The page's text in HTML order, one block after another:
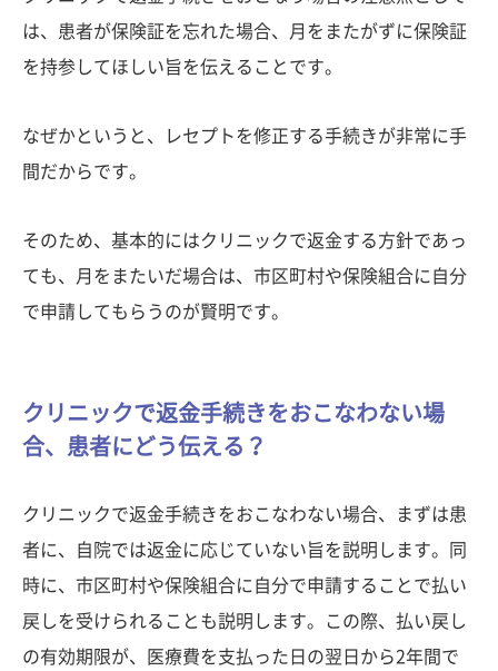
は、患者が保険証を忘れた場合、月をまたがずに保険証
を持参してほしい旨を伝えることです。
なぜかというと、レセプトを修正する手続きが非常に手
間だからです。
そのため、基本的にはクリニックで返金する方針であっ
ても、月をまたいだ場合は、市区町村や保険組合に自分
で申請してもらうのが賢明です。
クリニックで返金手続きをおこなわない場
合、患者にどう伝える？
クリニックで返金手続きをおこなわない場合、まずは患
者に、自院では返金に応じていない旨を説明します。同
時に、市区町村や保険組合に自分で申請することで払い
戻しを受けられることも説明します。この際、払い戻し
の有効期限が、医療費を支払った日の翌日から2年間で